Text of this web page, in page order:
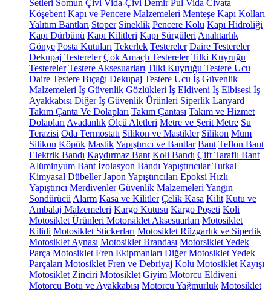
Setleri Somun Çivi Vida-Çivi Demir Pul Vida Civata
Köşebent Kapı ve Pencere Malzemeleri Menteşe Kapı Kolları
Yalıtım Bantları Stoper Sineklik Pencere Kolu Kapı Hidroliği
Kapı Dürbünü Kapı Kilitleri Kapı Sürgüleri Anahtarlık
Gönye Posta Kutuları Tekerlek Testereler Daire Testereler
Dekupaj Testereler Çok Amaçlı Testereler Tilki Kuyruğu
Testereler Testere Aksesuarları Tilki Kuyruğu Testere Ucu
Daire Testere Bıçağı Dekupaj Testere Ucu İş Güvenlik
Malzemeleri İş Güvenlik Gözlükleri İş Eldiveni İş Elbisesi İş
Ayakkabısı Diğer İş Güvenlik Ürünleri Siperlik Lanyard
Takım Çanta Ve Dolapları Takım Çantası Takım ve Hizmet
Dolapları Avadanlık Ölçü Aletleri Metre ve Şerit Metre Su
Terazisi Oda Termostatı Silikon ve Mastikler Silikon Mum
Silikon Köpük MastikYapıştırıcı ve Bantlar Bant Teflon Bant
Elektrik Bandı Kaydırmaz Bant Koli Bandı Çift Taraflı Bant
Alüminyum Bant İzolasyon Bandı Yapıştırıcılar Tutkal
Kimyasal Dübeller Japon Yapıştırıcıları Epoksi Hızlı
Yapıştırıcı Merdivenler Güvenlik Malzemeleri Yangın
Söndürücü Alarm Kasa ve Kilitler Çelik Kasa Kilit Kutu ve
Ambalaj Malzemeleri Kargo Kutusu Kargo Poşeti Koli
Motosiklet Ürünleri Motorsiklet Aksesuarları Motosiklet
Kilidi Motosiklet Stickerları Motosiklet Rüzgarlık ve Siperlik
Motosiklet Aynası Motosiklet Brandası Motorsiklet Yedek
Parça Motosiklet Fren Ekipmanları Diğer Motosiklet Yedek
Parçaları Motosiklet Fren ve Debriyaj Kolu Motosiklet Kayışı
Motosiklet Zinciri Motosiklet Giyim Motorcu Eldiveni
Motorcu Botu ve Ayakkabısı Motorcu Yağmurluk Motosiklet